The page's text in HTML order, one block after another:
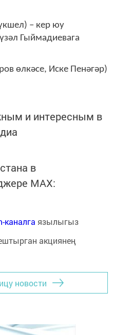
– кер юу
Гыймадиевага
өлкәсе, Иске Пенәгәр)
и интересным в
в
MАХ:
каналга язылыгыз
новости